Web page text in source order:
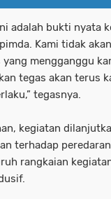
adalah bukti nyata
Kami tidak
yang mengganggu
tegas akan terus
tegasnya.
kegiatan
terhadap
rangkaian